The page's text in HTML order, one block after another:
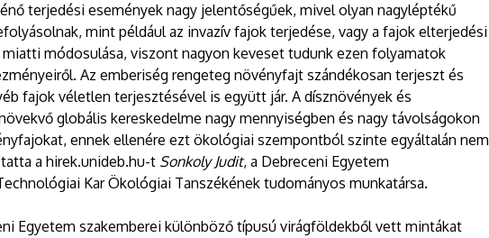
terjedési események nagy jelentőségűek, mivel olyan nagyléptékű
mint például az invazív fajok terjedése, vagy a fajok elterjedési
módosulása, viszont nagyon keveset tudunk ezen folyamatok
Az emberiség rengeteg növényfajt szándékosan terjeszt és
fajok véletlen terjesztésével is együtt jár. A dísznövények és
globális kereskedelme nagy mennyiségben és nagy távolságokon
ennek ellenére ezt ökológiai szempontból szinte egyáltalán nem
a hirek.unideb.hu-t Sonkoly Judit, a Debreceni Egyetem
Kar Ökológiai Tanszékének tudományos munkatársa.
Egyetem szakemberei különböző típusú virágföldekből vett mintákat